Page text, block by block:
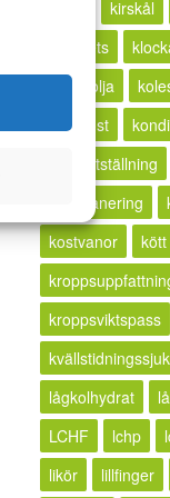
kirskål
klickhets
kokosolja
kompost
konstutställning
kostplanering
kostvanor
kött
kroppsviktspass
lågkolhydrat
LCHF
lchp
likör
lillfinger